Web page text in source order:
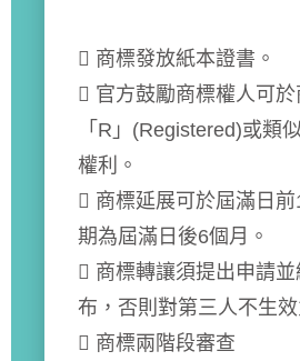
 商標發放紙本證書。
 官方鼓勵商標權人可
「R」(Registered)或類
權利。
 商標延展可於屆滿日
期為屆滿日後6個月。
 商標轉讓須提出申請
布，否則對第三人不生效
 商標兩階段審查